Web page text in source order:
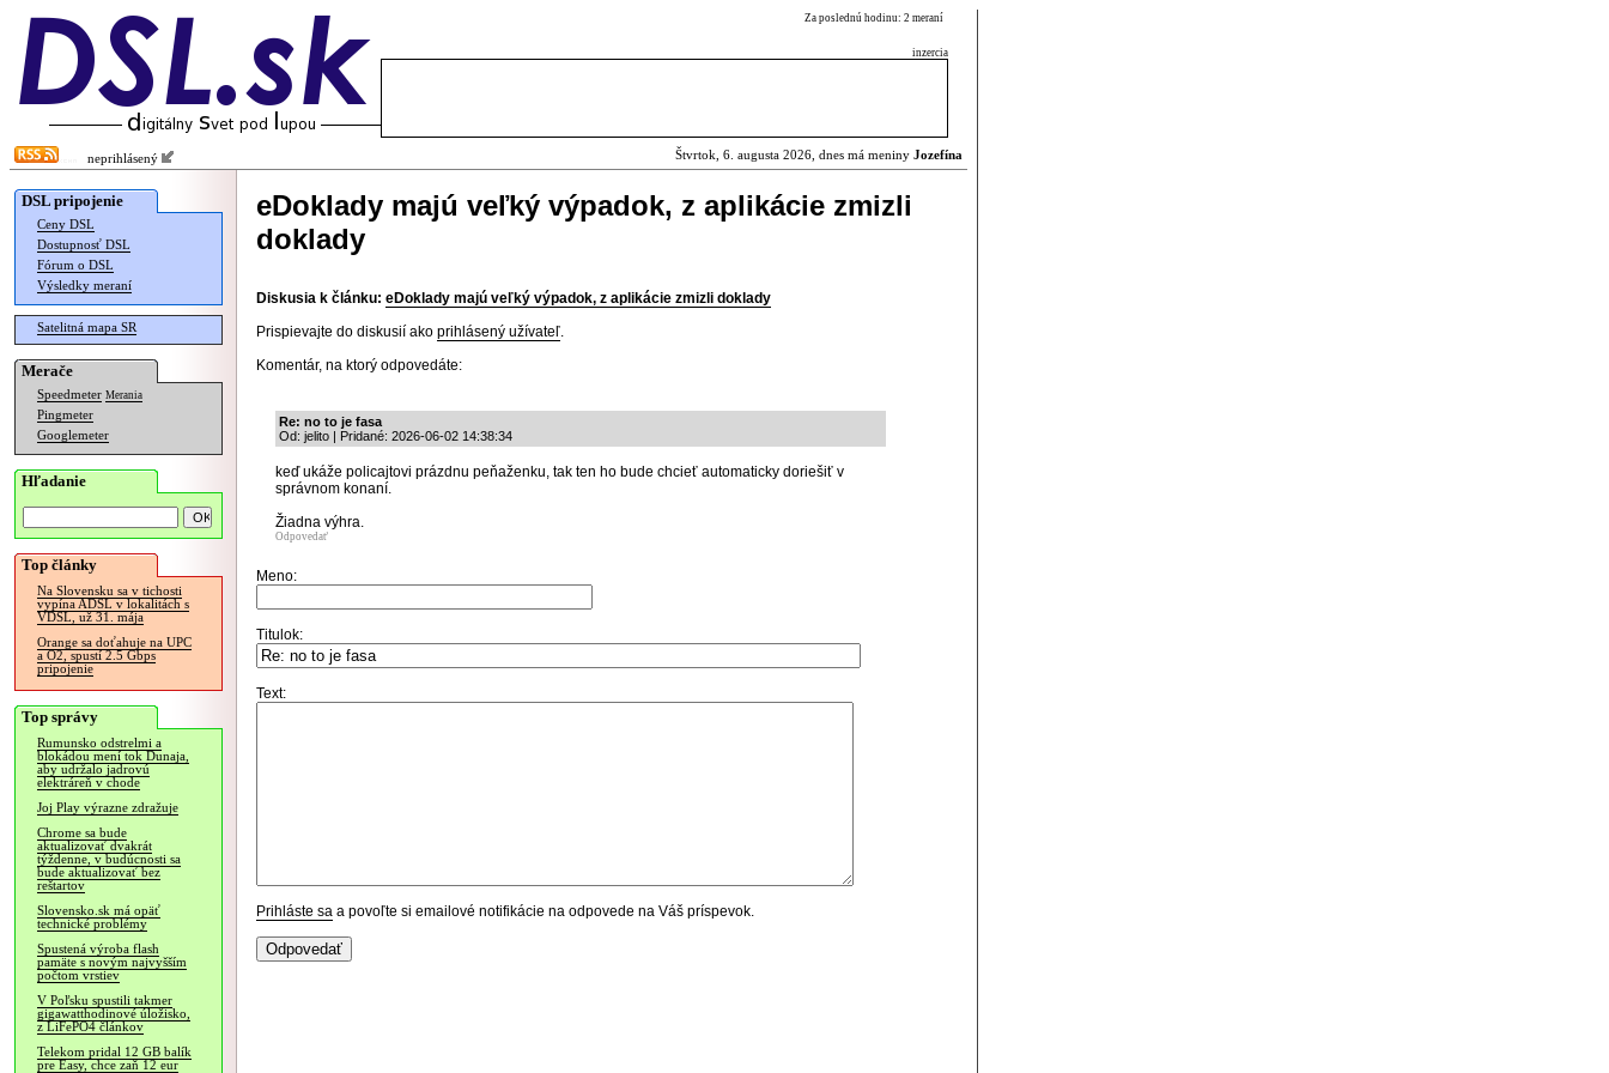
Za poslednú hodinu: 2 meraní
inzercia
neprihlásený Štvrtok, 6. augusta 2026, dnes má meniny Jozefína
DSL pripojenie
Ceny DSL
Dostupnosť DSL
Fórum o DSL
Výsledky meraní
Satelitná mapa SR
Merače
Speedmeter Merania
Pingmeter
Googlemeter
Hľadanie
Top články
Na Slovensku sa v tichosti
vypína ADSL v lokalitách s
VDSL, už 31. mája
Orange sa doťahuje na UPC
a O2, spustí 2.5 Gbps
pripojenie
Top správy
Rumunsko odstrelmi a
blokádou mení tok Dunaja,
aby udržalo jadrovú
elektráreň v chode
Joj Play výrazne zdražuje
Chrome sa bude
aktualizovať dvakrát
týždenne, v budúcnosti sa
bude aktualizovať bez
reštartov
Slovensko.sk má opäť
technické problémy
Spustená výroba flash
pamäte s novým najvyšším
počtom vrstiev
V Poľsku spustili takmer
gigawatthodinové úložisko,
z LiFePO4 článkov
Telekom pridal 12 GB balík
pre Easy, chce zaň 12 eur
eDoklady majú veľký výpadok, z aplikácie zmizli
doklady
Diskusia k článku: eDoklady majú veľký výpadok, z aplikácie zmizli doklady
Prispievajte do diskusií ako prihlásený užívateľ.
Komentár, na ktorý odpovedáte:
Re: no to je fasa
Od: jelito | Pridané: 2026-06-02 14:38:34
keď ukáže policajtovi prázdnu peňaženku, tak ten ho bude chcieť automaticky doriešiť v
správnom konaní.
Žiadna výhra.
Odpovedať
Meno:
Titulok:
Text:
Prihláste sa a povoľte si emailové notifikácie na odpovede na Váš príspevok.